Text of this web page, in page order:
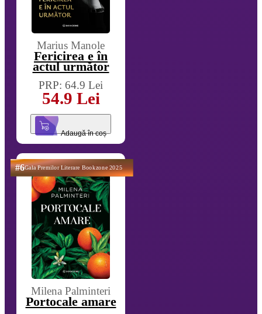
Marius Manole
Fericirea e în
actul următor
PRP: 64.9 Lei
54.9 Lei
Adaugă în coș
#6Gala Premilor Literare Bookzone 2025
Milena Palminteri
Portocale amare